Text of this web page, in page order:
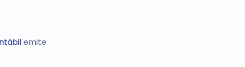
emite